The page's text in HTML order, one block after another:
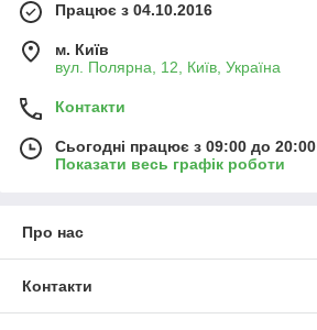
Працює з 04.10.2016
м. Київ
вул. Полярна, 12, Київ, Україна
Контакти
Сьогодні працює з 09:00 до 20:00
Показати весь графік роботи
Про нас
Контакти